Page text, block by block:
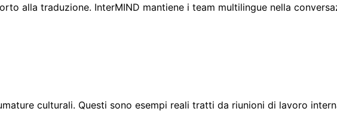
alla traduzione. InterMIND mantiene i team multilingue nella
culturali. Questi sono esempi reali tratti da riunioni di lavoro